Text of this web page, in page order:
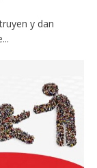
y dan